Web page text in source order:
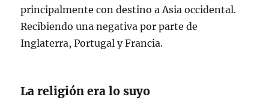
principalmente con destino a Asia occidental.
Recibiendo una negativa por parte de
Inglaterra, Portugal y Francia.
La religión era lo suyo